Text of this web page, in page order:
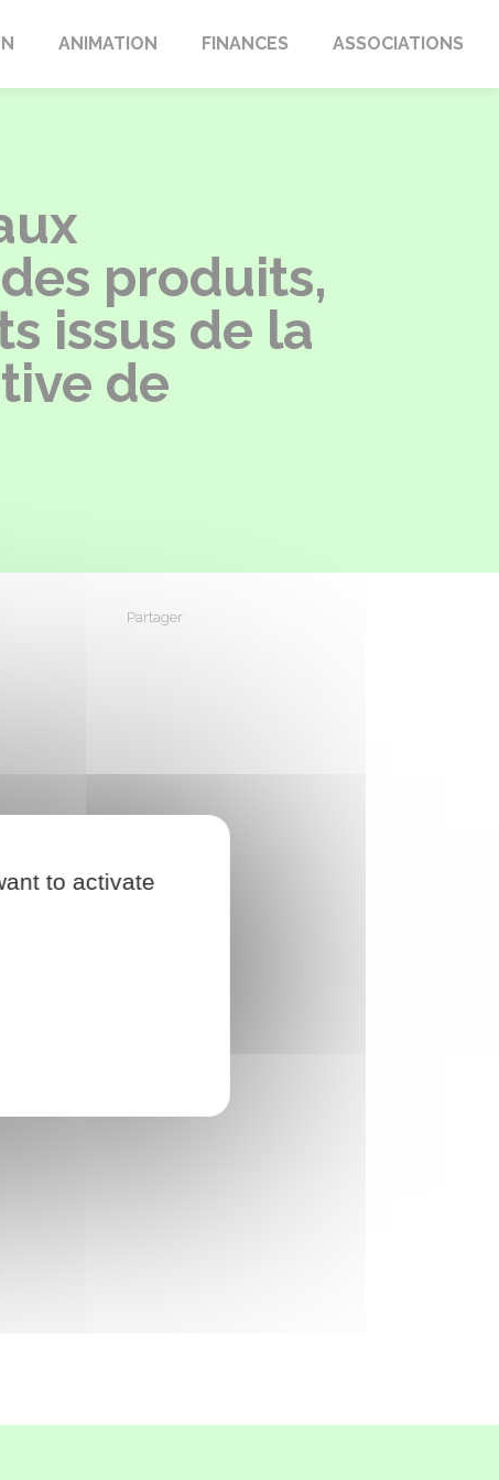
ANIMATION FINANCES ASSOCIATIONS
produits,
issus de la
de
Partager
to activate